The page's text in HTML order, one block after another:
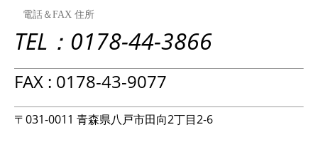
電話＆FAX 住所
TEL：0178-44-3866
FAX : 0178-43-9077
〒031-0011 青森県八戸市田向2丁目2-6